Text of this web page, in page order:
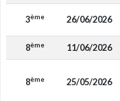
3ème 26/06/2026
8ème 11/06/2026
8ème 25/05/2026